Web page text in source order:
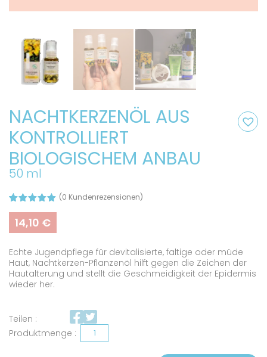
NACHTKERZENÖL AUS
KONTROLLIERT
BIOLOGISCHEM ANBAU
50 ml
mit 5.00
von 5,
basierend
Kundenbew
ertungen
(0 Kundenrezensionen)
14,10 €
Echte Jugendpflege für devitalisierte, faltige oder müde
Haut, Nachtkerzen-Pflanzenöl hilft gegen die Zeichen der
Hautalterung und stellt die Geschmeidigkeit der Epidermis
wieder her.
Teilen :
Nachtkerzenöl